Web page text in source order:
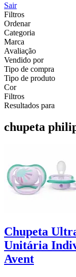
Sair
Filtros
Ordenar
Categoria
Marca
Avaliação
Vendido por
Tipo de compra
Tipo de produto
Cor
Filtros
Resultados para
chupeta
Chupeta
Unitária
Avent